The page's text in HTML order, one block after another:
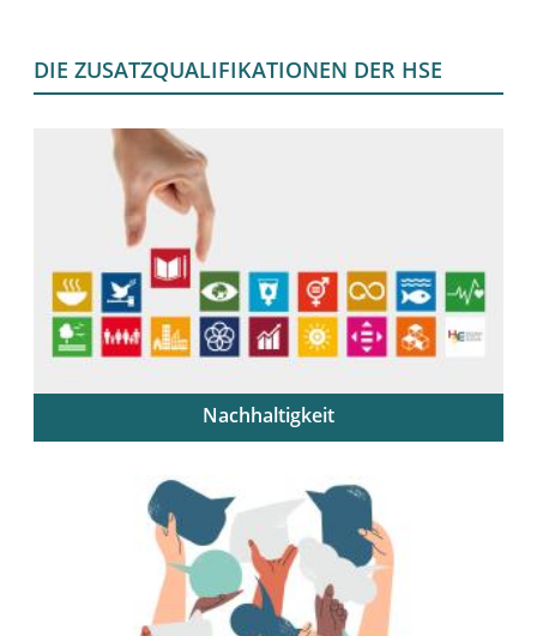
DIE ZUSATZQUALIFIKATIONEN DER HSE
Nachhaltigkeit
nachhaltige Entwicklung